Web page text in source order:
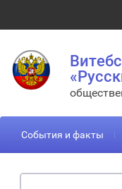
События и факты